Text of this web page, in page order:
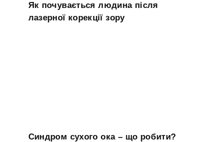
Як почувається людина після
лазерної корекції зору
Синдром сухого ока – що робити?